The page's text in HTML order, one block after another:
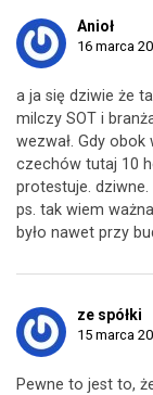
Anioł
16 marca
a ja się dziwie że
milczy SOT i
wezwał. Gdy
czechów tutaj 10
protestuje. dziwne.
ps. tak wiem
było nawet przy
ze spółki
15 marca
Pewne to jest to,